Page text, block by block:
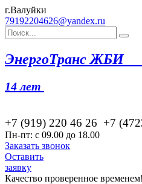
г.Валуйки
79192204626@yandex.ru
ЭнергоТранс ЖБИ
14 лет
+7 (919) 220 46 26 +7
Пн-пт: с 09.00 до 18.00
Заказать звонок
Оставить
заявку
Качество проверенное